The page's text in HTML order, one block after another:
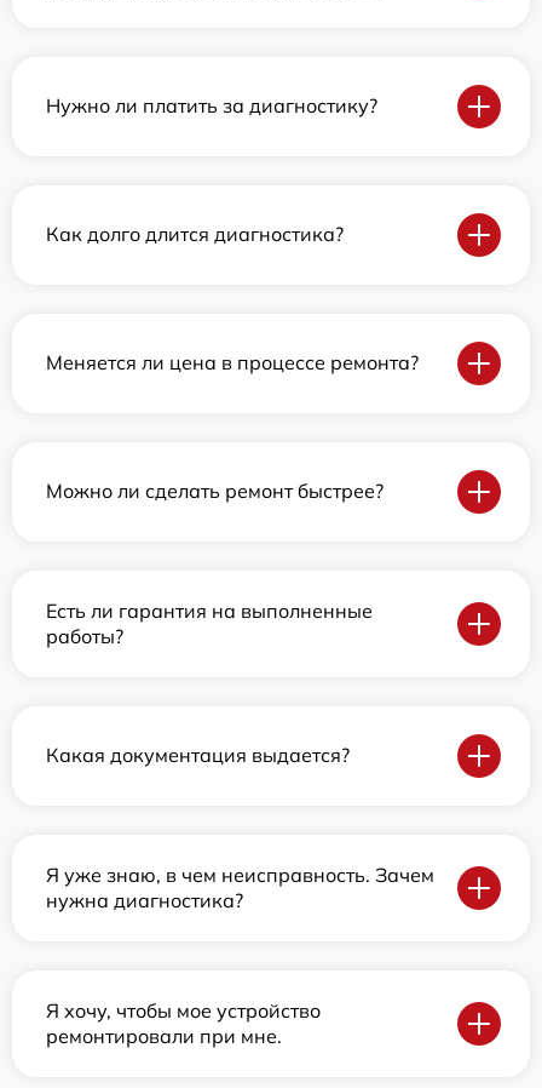
Нужно ли платить за диагностику?
Как долго длится диагностика?
Меняется ли цена в процессе ремонта?
Можно ли сделать ремонт быстрее?
Есть ли гарантия на выполненные
работы?
Какая документация выдается?
Я уже знаю, в чем неисправность. Зачем
нужна диагностика?
Я хочу, чтобы мое устройство
ремонтировали при мне.